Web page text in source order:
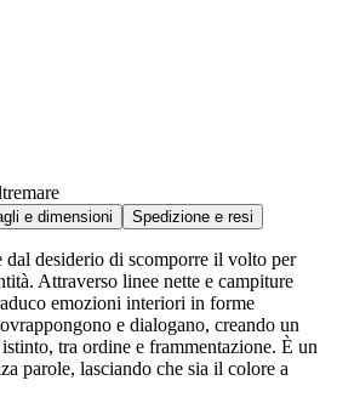
e dimensioni Spedizione e resi
dal desiderio di scomporre il volto per
Attraverso linee nette e campiture
emozioni interiori in forme
e dialogano, creando un
tra ordine e frammentazione. È un
parole, lasciando che sia il colore a